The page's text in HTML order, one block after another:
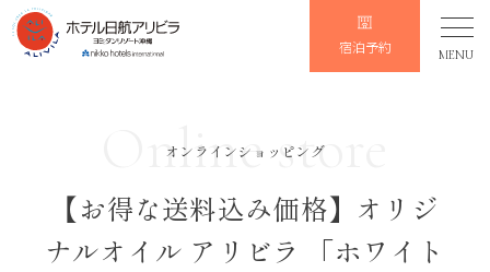
宿泊予約 MENU
Online store
オンラインショッピング
【お得な送料込み価格】オリジ
ナルオイル アリビラ 「ホワイト